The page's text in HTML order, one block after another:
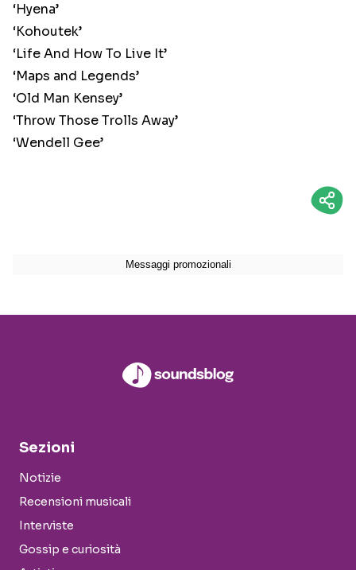
‘Hyena’
‘Kohoutek’
‘Life And How To Live It’
‘Maps and Legends’
‘Old Man Kensey’
‘Throw Those Trolls Away’
‘Wendell Gee’
Sezioni
Notizie
Recensioni musicali
Interviste
Gossip e curiosità